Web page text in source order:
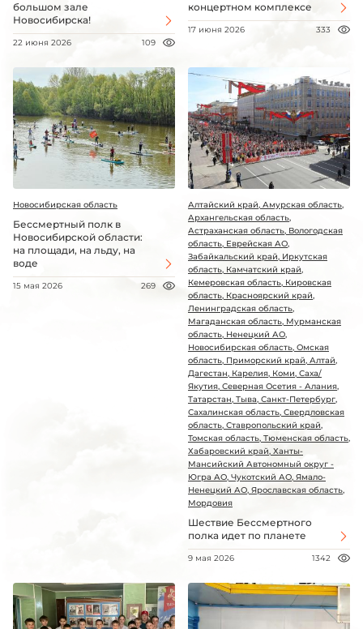
большом зале
Новосибирска!
22 июня 2026 109
концертном комплексе
17 июня 2026 333
Новосибирская область
Бессмертный полк в
Новосибирской области:
на площади, на льду, на
воде
15 мая 2026 269
Алтайский край, Амурская область,
Архангельская область,
Астраханская область, Вологодская
область, Еврейская АО,
Забайкальский край, Иркутская
область, Камчатский край,
Кемеровская область, Кировская
область, Красноярский край,
Ленинградская область,
Магаданская область, Мурманская
область, Ненецкий АО,
Новосибирская область, Омская
область, Приморский край, Алтай,
Дагестан, Карелия, Коми, Саха/
Якутия, Северная Осетия - Алания,
Татарстан, Тыва, Санкт-Петербург,
Сахалинская область, Свердловская
область, Ставропольский край,
Томская область, Тюменская область,
Хабаровский край, Ханты-
Мансийский Автономный округ -
Югра АО, Чукотский АО, Ямало-
Ненецкий АО, Ярославская область,
Мордовия
Шествие Бессмертного
полка идет по планете
9 мая 2026 1342